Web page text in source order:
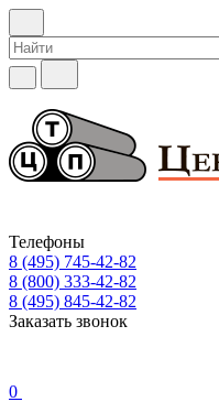
Телефоны
8 (495) 745-42-82
8 (800) 333-42-82
8 (495) 845-42-82
Заказать звонок
0